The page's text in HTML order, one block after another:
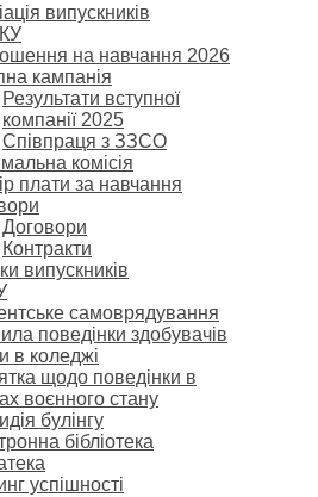
випускників
на навчання 2026
кампанія
Результати вступної
компанії 2025
Співпраця з ЗЗСО
комісія
плати за навчання
Договори
Контракти
випускників
самоврядування
поведінки здобувачів
в коледжі
щодо поведінки в
воєнного стану
булінгу
бібліотека
успішності